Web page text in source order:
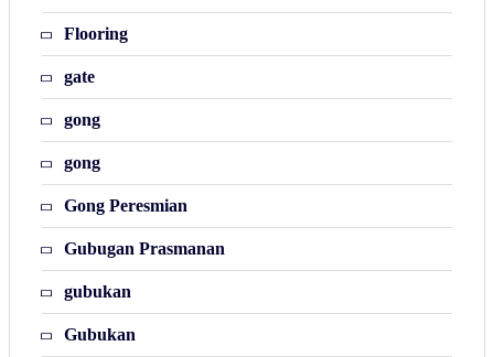
Flooring
gate
gong
gong
Gong Peresmian
Gubugan Prasmanan
gubukan
Gubukan